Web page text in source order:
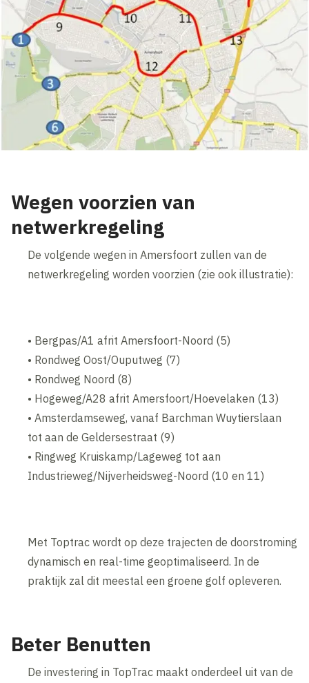
Wegen voorzien van
netwerkregeling
De volgende wegen in Amersfoort zullen van de
netwerkregeling worden voorzien (zie ook illustratie):
• Bergpas/A1 afrit Amersfoort-Noord (5)
• Rondweg Oost/Ouputweg (7)
• Rondweg Noord (8)
• Hogeweg/A28 afrit Amersfoort/Hoevelaken (13)
• Amsterdamseweg, vanaf Barchman Wuytierslaan
tot aan de Geldersestraat (9)
• Ringweg Kruiskamp/Lageweg tot aan
Industrieweg/Nijverheidsweg-Noord (10 en 11)
Met Toptrac wordt op deze trajecten de doorstroming
dynamisch en real-time geoptimaliseerd. In de
praktijk zal dit meestal een groene golf opleveren.
Beter Benutten
De investering in TopTrac maakt onderdeel uit van de